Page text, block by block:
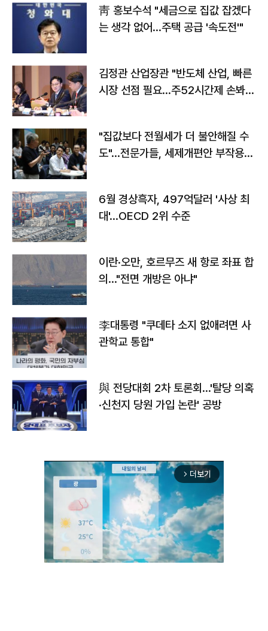
靑 홍보수석 "세금으로 집값 잡겠다
는 생각 없어…주택 공급 '속도전'"
김정관 산업장관 "반도체 산업, 빠른
시장 선점 필요…주52시간제 손봐
"집값보다 전월세가 더 불안해질 수
도"…전문가들, 세제개편안 부작용
6월 경상흑자, 497억달러 '사상 최
대'…OECD 2위 수준
이란·오만, 호르무즈 새 항로 좌표 합
의…"전면 개방은 아냐"
李대통령 "쿠데타 소지 없애려면 사
관학교 통합"
與 전당대회 2차 토론회…'탈당 의혹
·신천지 당원 가입 논란' 공방
arrow_forward_ios 더보기